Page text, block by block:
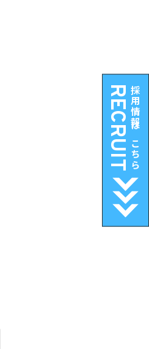
採用情報はこちら
RECRUIT